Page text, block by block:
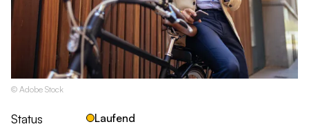
© Adobe Stock
Status Laufend